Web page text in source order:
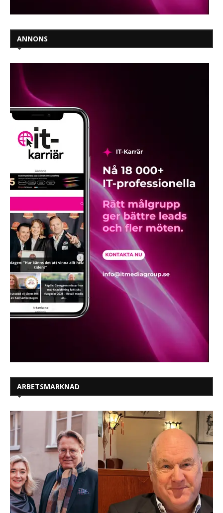
ANNONS
ARBETSMARKNAD